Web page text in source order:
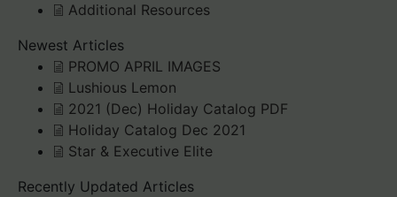
Additional Resources
Newest Articles
PROMO APRIL IMAGES
Lushious Lemon
2021 (Dec) Holiday Catalog PDF
Holiday Catalog Dec 2021
Star & Executive Elite
Recently Updated Articles